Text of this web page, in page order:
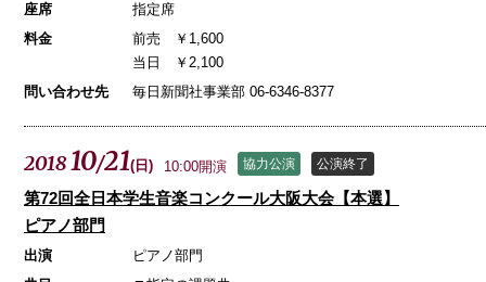
座席
指定席
料金
前売 ￥1,600
当日 ￥2,100
問い合わせ先
毎日新聞社事業部 06-6346-8377
201810/21( 日 ) 10:00開演 協力公演 公演終了
第72回全日本学生音楽コンクール大阪大会【本選】
ピアノ部門
出演
ピアノ部門